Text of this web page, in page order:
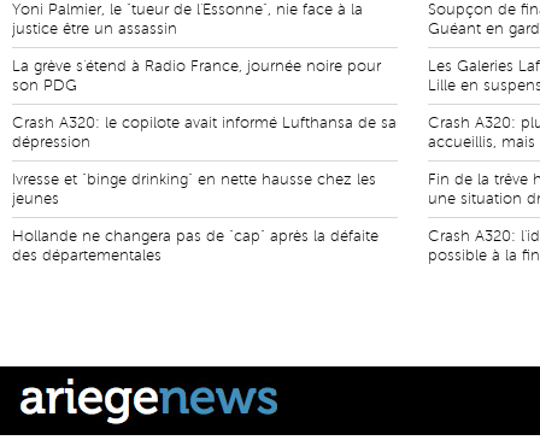
Yoni Palmier, le "tueur de l'Essonne", nie face à la
justice être un assassin
La grève s'étend à Radio France, journée noire pour
son PDG
Crash A320: le copilote avait informé Lufthansa de sa
dépression
Ivresse et "binge drinking" en nette hausse chez les
jeunes
Hollande ne changera pas de "cap" après la défaite
des départementales
Soupçon de
Guéant en
Les Galeries
Lille en
Crash A320:
accueillis,
Fin de la trêve
une situation
Crash A320:
possible à la